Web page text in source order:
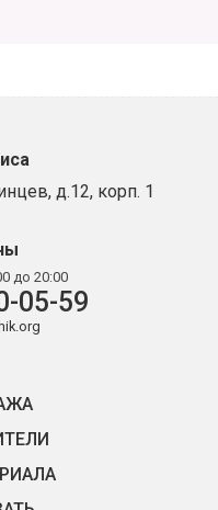
д.12, корп. 1
до 20:00
05-59